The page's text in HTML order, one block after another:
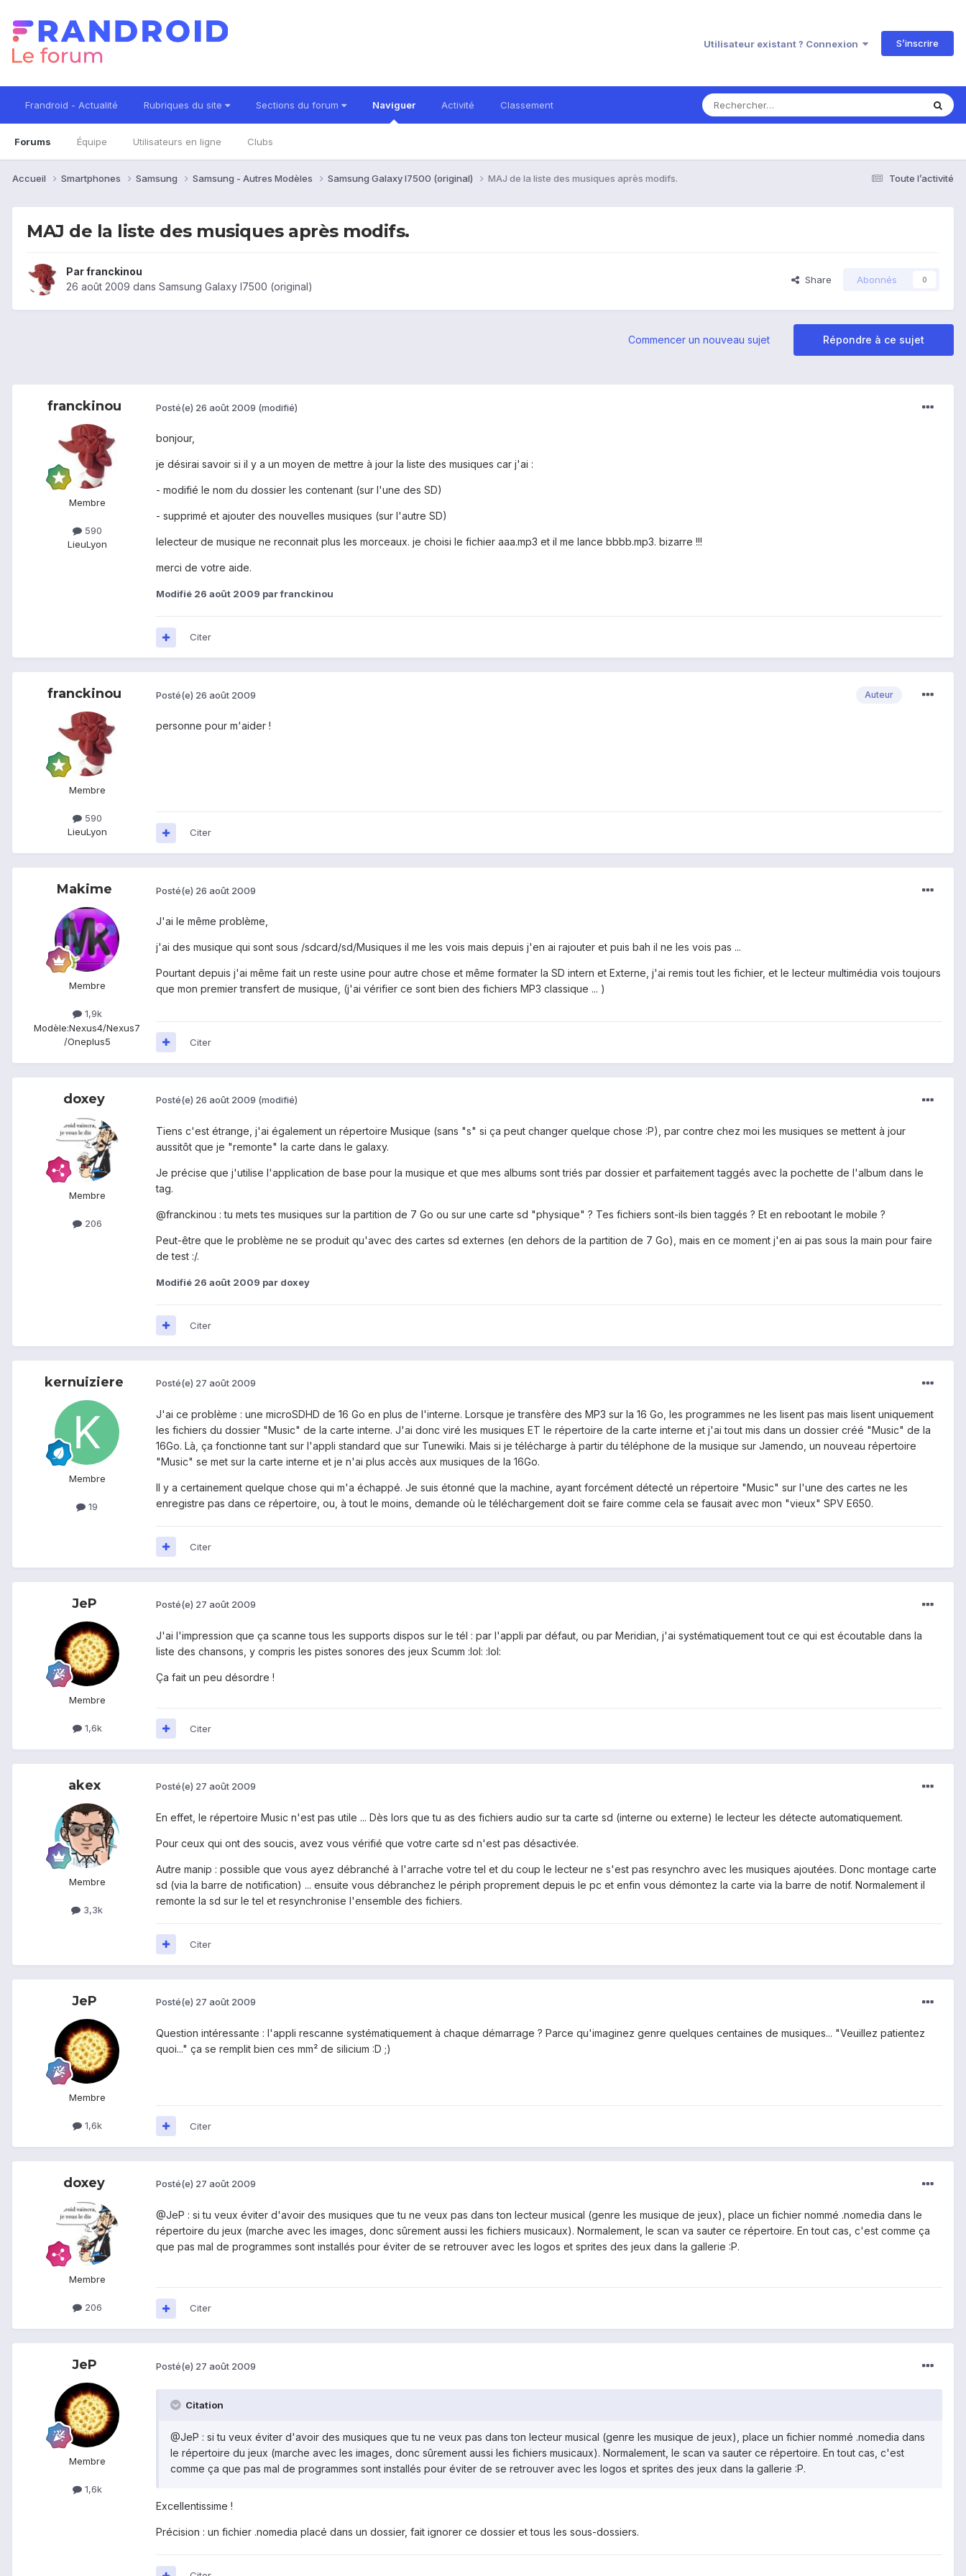
Utilisateur existant ? Connexion S’inscrire
Frandroid - Actualité Rubriques du site Sections du forum Naviguer
Forums Équipe Utilisateurs en ligne Clubs
Activité Classement
Toute l’activité
Accueil Smartphones Samsung Samsung - Autres Modèles Samsung Galaxy I7500 (original) MAJ de la liste des musiques après modifs.
MAJ de la liste des musiques après modifs.
Parfranckinou
26 août 2009 dans Samsung Galaxy I7500 (original)
Share Abonnés 0
Répondre à ce sujet
Commencer un nouveau sujet
franckinou
Membre
590
LieuLyon
Posté(e) 26 août 2009 (modifié)
bonjour,
je désirai savoir si il y a un moyen de mettre à jour la liste des musiques car j'ai :
- modifié le nom du dossier les contenant (sur l'une des SD)
- supprimé et ajouter des nouvelles musiques (sur l'autre SD)
lelecteur de musique ne reconnait plus les morceaux. je choisi le fichier aaa.mp3 et il me lance bbbb.mp3. bizarre !!!
merci de votre aide.
Modifié 26 août 2009 par franckinou
Citer
franckinou
Membre
590
LieuLyon
Auteur
Posté(e) 26 août 2009
personne pour m'aider !
Citer
Makime
Membre
1,9k
Modèle:Nexus4/Nexus7
/Oneplus5
Posté(e) 26 août 2009
J'ai le même problème,
j'ai des musique qui sont sous /sdcard/sd/Musiques il me les vois mais depuis j'en ai rajouter et puis bah il ne les vois pas ...
Pourtant depuis j'ai même fait un reste usine pour autre chose et même formater la SD intern et Externe, j'ai remis tout les fichier, et le lecteur multimédia vois toujours
que mon premier transfert de musique, (j'ai vérifier ce sont bien des fichiers MP3 classique ... )
Citer
doxey
Membre
206
Posté(e) 26 août 2009 (modifié)
Tiens c'est étrange, j'ai également un répertoire Musique (sans "s" si ça peut changer quelque chose :P), par contre chez moi les musiques se mettent à jour
aussitôt que je "remonte" la carte dans le galaxy.
Je précise que j'utilise l'application de base pour la musique et que mes albums sont triés par dossier et parfaitement taggés avec la pochette de l'album dans le
tag.
@franckinou : tu mets tes musiques sur la partition de 7 Go ou sur une carte sd "physique" ? Tes fichiers sont-ils bien taggés ? Et en rebootant le mobile ?
Peut-être que le problème ne se produit qu'avec des cartes sd externes (en dehors de la partition de 7 Go), mais en ce moment j'en ai pas sous la main pour faire
de test :/.
Modifié 26 août 2009 par doxey
Citer
kernuiziere
Membre
19
Posté(e) 27 août 2009
J'ai ce problème : une microSDHD de 16 Go en plus de l'interne. Lorsque je transfère des MP3 sur la 16 Go, les programmes ne les lisent pas mais lisent uniquement
les fichiers du dossier "Music" de la carte interne. J'ai donc viré les musiques ET le répertoire de la carte interne et j'ai tout mis dans un dossier créé "Music" de la
16Go. Là, ça fonctionne tant sur l'appli standard que sur Tunewiki. Mais si je télécharge à partir du téléphone de la musique sur Jamendo, un nouveau répertoire
"Music" se met sur la carte interne et je n'ai plus accès aux musiques de la 16Go.
Il y a certainement quelque chose qui m'a échappé. Je suis étonné que la machine, ayant forcément détecté un répertoire "Music" sur l'une des cartes ne les
enregistre pas dans ce répertoire, ou, à tout le moins, demande où le téléchargement doit se faire comme cela se fausait avec mon "vieux" SPV E650.
Citer
JeP
Membre
1,6k
Posté(e) 27 août 2009
J'ai l'impression que ça scanne tous les supports dispos sur le tél : par l'appli par défaut, ou par Meridian, j'ai systématiquement tout ce qui est écoutable dans la
liste des chansons, y compris les pistes sonores des jeux Scumm :lol: :lol:
Ça fait un peu désordre !
Citer
akex
Membre
3,3k
Posté(e) 27 août 2009
En effet, le répertoire Music n'est pas utile ... Dès lors que tu as des fichiers audio sur ta carte sd (interne ou externe) le lecteur les détecte automatiquement.
Pour ceux qui ont des soucis, avez vous vérifié que votre carte sd n'est pas désactivée.
Autre manip : possible que vous ayez débranché à l'arrache votre tel et du coup le lecteur ne s'est pas resynchro avec les musiques ajoutées. Donc montage carte
sd (via la barre de notification) ... ensuite vous débranchez le périph proprement depuis le pc et enfin vous démontez la carte via la barre de notif. Normalement il
remonte la sd sur le tel et resynchronise l'ensemble des fichiers.
Citer
JeP
Membre
1,6k
Posté(e) 27 août 2009
Question intéressante : l'appli rescanne systématiquement à chaque démarrage ? Parce qu'imaginez genre quelques centaines de musiques... "Veuillez patientez
quoi..." ça se remplit bien ces mm² de silicium :D ;)
Citer
doxey
Membre
206
Posté(e) 27 août 2009
@JeP : si tu veux éviter d'avoir des musiques que tu ne veux pas dans ton lecteur musical (genre les musique de jeux), place un fichier nommé .nomedia dans le
répertoire du jeux (marche avec les images, donc sûrement aussi les fichiers musicaux). Normalement, le scan va sauter ce répertoire. En tout cas, c'est comme ça
que pas mal de programmes sont installés pour éviter de se retrouver avec les logos et sprites des jeux dans la gallerie :P.
Citer
JeP
Membre
1,6k
Posté(e) 27 août 2009
Citation
@JeP : si tu veux éviter d'avoir des musiques que tu ne veux pas dans ton lecteur musical (genre les musique de jeux), place un fichier nommé .nomedia dans
le répertoire du jeux (marche avec les images, donc sûrement aussi les fichiers musicaux). Normalement, le scan va sauter ce répertoire. En tout cas, c'est
comme ça que pas mal de programmes sont installés pour éviter de se retrouver avec les logos et sprites des jeux dans la gallerie :P.
Excellentissime !
Précision : un fichier .nomedia placé dans un dossier, fait ignorer ce dossier et tous les sous-dossiers.